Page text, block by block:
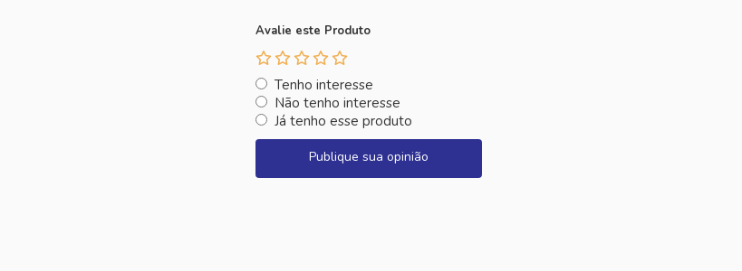
Avalie este Produto
Tenho interesse
Não tenho interesse
Já tenho esse produto
Publique sua opinião